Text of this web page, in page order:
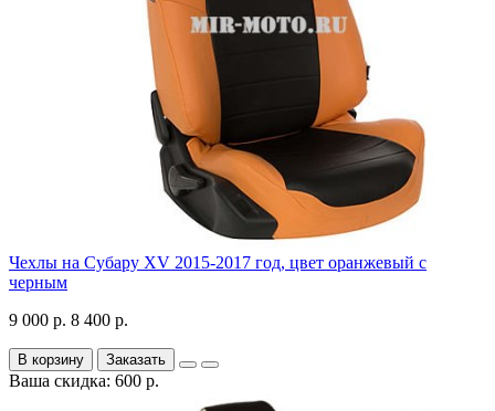
Чехлы на Субару XV 2015-2017 год, цвет оранжевый с
черным
9 000 р. 8 400 р.
В корзину Заказать
Ваша скидка: 600 р.